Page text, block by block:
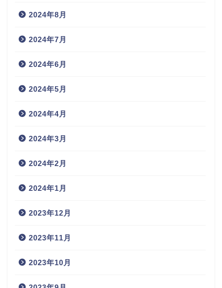
2024年8月
2024年7月
2024年6月
2024年5月
2024年4月
2024年3月
2024年2月
2024年1月
2023年12月
2023年11月
2023年10月